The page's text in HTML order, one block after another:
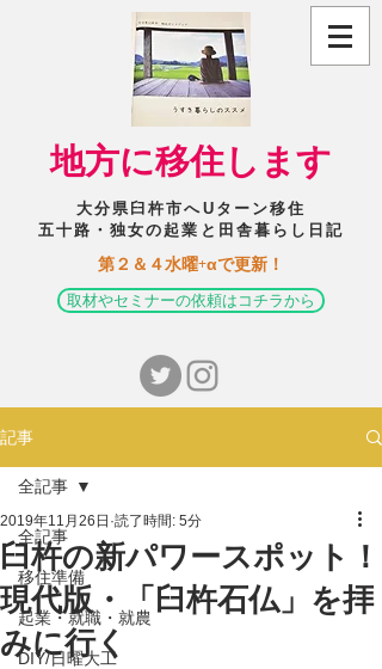
​地方に移住します
大分県臼杵市へUターン移住
五十路・独女の起業と田舎暮らし日記
​第２＆４水曜+αで更新！
取材やセミナーの依頼はコチラから
記事
全記事
移住準備
起業・就職・就農
DIY/日曜大工
全記事
臼杵の新パワースポット！
現代版・「臼杵石仏」を拝
みに行く
2019年11月26日 読了時間: 5分